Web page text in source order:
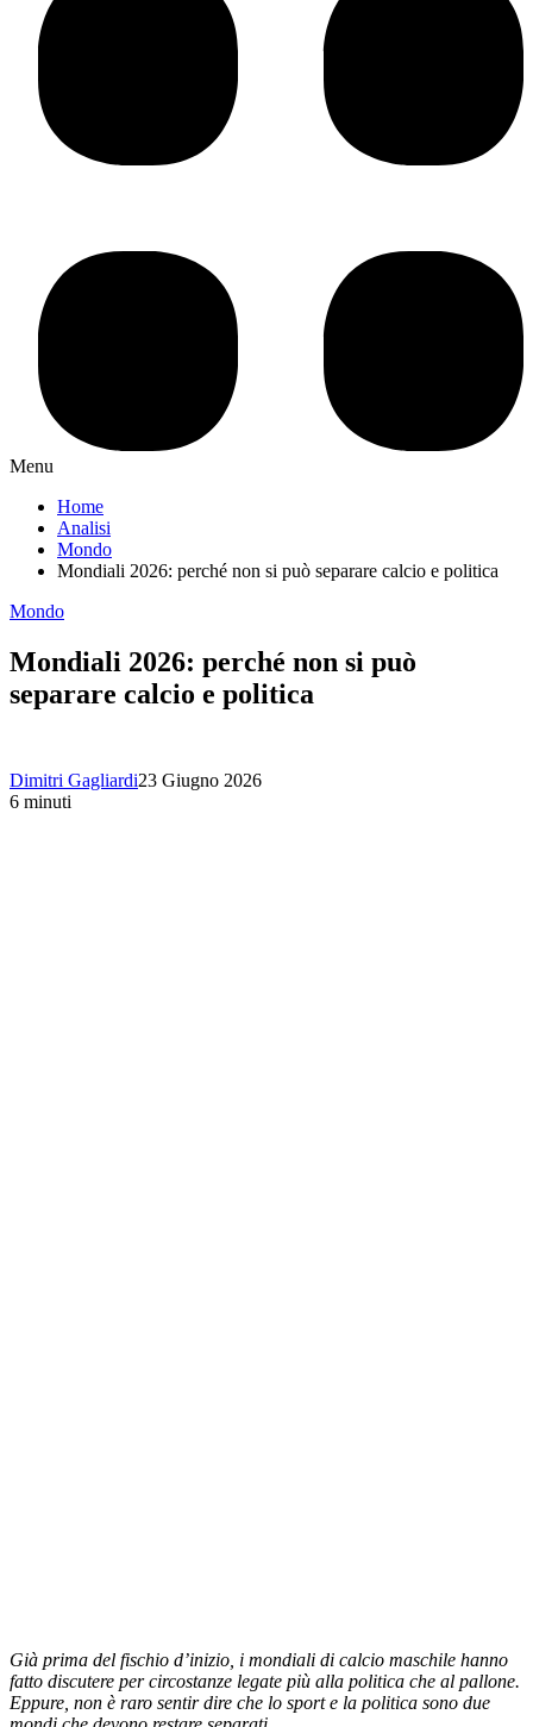
Menu
Home
Analisi
Mondo
Mondiali 2026: perché non si può separare calcio e politica
Mondo
Mondiali 2026: perché non si può
separare calcio e politica
Dimitri Gagliardi23 Giugno 2026
6 minuti
Già prima del fischio d’inizio, i mondiali di calcio maschile hanno
fatto discutere per circostanze legate più alla politica che al pallone.
Eppure, non è raro sentir dire che lo sport e la politica sono due